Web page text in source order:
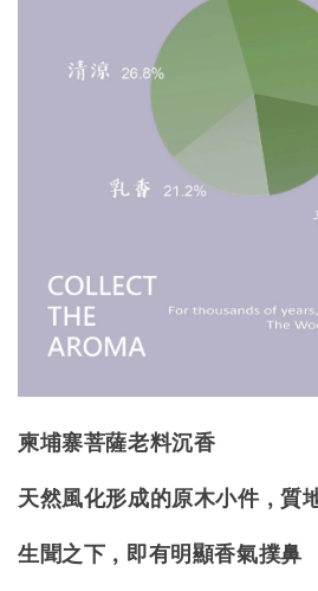
柬埔寨菩薩老料沉香
天然風化形成的原木小件，
生聞之下，即有明顯香氣撲鼻